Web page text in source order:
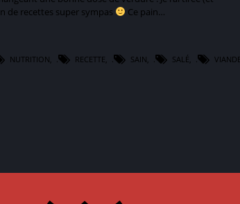
de recettes super sympas
Ce pain…
NUTRITION, RECETTE, SAIN, SALÉ,